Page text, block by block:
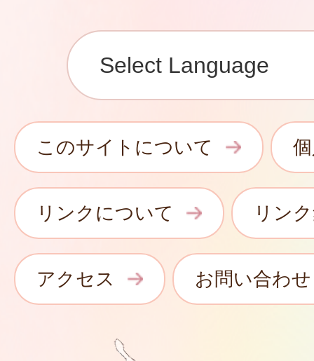
このサイトについて
リンクについて リン
アクセス お問い合わせ